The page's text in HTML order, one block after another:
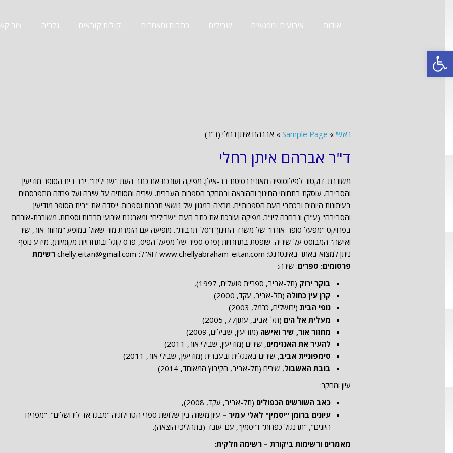
פתח סרגל נגישות
אודות אירועים ומפגשים שבילים כתבות ומאמרים קולות קוראים גלריה צור
ראשי »
Sample Page
» אברהם איתן רחלי (ד"ר)
ד"ר אברהם איתן רחלי
משוררת. דוקטור לפילוסופיה מאוניברסיטת בר-אילן. מפיקה ועורכת את כתב העת "שבילים". יו"ר בית הסופר מודיעין
והסביבה. עוסקת בתחומי החינוך וההוראה ובמחקר הספרות העברית. שיריה ומסותיה על שירה ועל פרוזה מתפרסמים
בעיתונות היומית ובכתבי העת הספרותיים. מרצה במגוון של נושאי תרבות וספרות. ייסדה את "בית הסופר מודיעין
והסביבה" (ע"ר) ונבחרה ליו"ר. מפיקה ועורכת את כתב העת "שבילים" ומארגנת אירועי תרבות וספרות. משוררת-אורחת
בפרויקט "מפעל סופר-אורח" של משרד החינוך ו"סל-תרבות". מופיעה עם הזמרת מור שאול במופע "מחזור אור, שיר
ואישה" המבוסס על שיריה. שופטת בתחרויות (פרס ספיר של מפעל הפיס, פרס קוגל ובתחרויות מקומיות). מידע נוסף
ניתן למצוא באתר באינטרנט: www.chellyabraham-eitan.com דוא"ל: chelly.eitan@gmail.com
רשימת
פרסומים: ספרים: שירה:
בוקר ירוק (תל-אביב, ספריית פועלים, 1997),
קרן עין כחולה (תל-אביב, עקד, 2000)
נופי הבית (ירושלים, כרמל, 2003)
מעלית אל הים (תל-אביב, עתון77, 2005)
מחזור אור, שיר ואישה (מודיעין, שבילים, 2009)
להעיר את האנזימים, שירים (מודיעין, שבילי אור, 2011)
סימפוניית אביב, שירים באנגלית ובעברית (מודיעין, שבילי אור, 2011)
בובת האשבול, שירים (תל-אביב, הקיבוץ המאוחד, 2014)
עיון ומחקר:
כאב השורשים הכפולים (תל-אביב, עקד, 2008),
עיונים ברומן "יסמין" לאלי עמיר – עיון משווה בין שלושת ספרי הטרילוגיה "מבגדאד לירושלים": "מפריח
היונים", "תרנגול כפרות" ו"יסמין", עם-עובד (בתהליכי הוצאה).
מאמרים ורשימות ביקורת – רשימה חלקית: